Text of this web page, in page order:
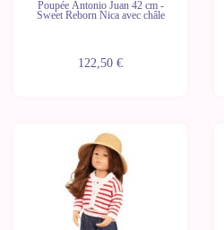
Poupée Antonio Juan 42 cm -
Sweet Reborn Nica avec châle
122,50 €